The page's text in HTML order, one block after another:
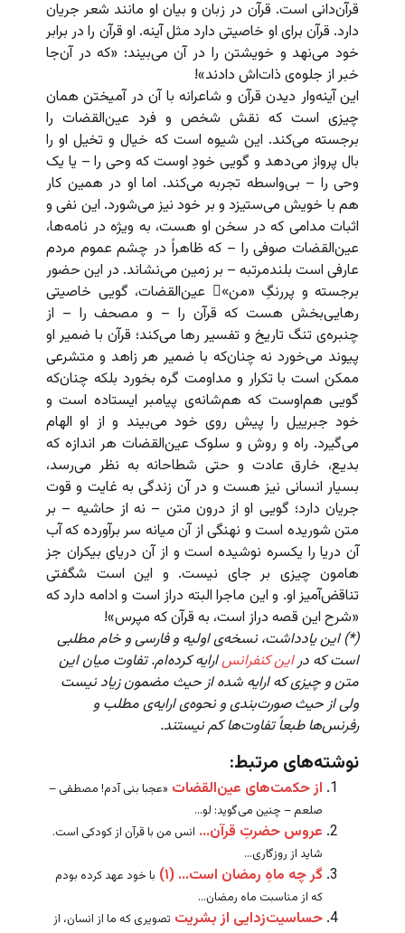
قرآن‌دانی است. قرآن در زبان و بیان او مانند شعر جریان
دارد. قرآن برای او خاصیتی دارد مثل آینه. او قرآن را در برابر
خود می‌نهد و خویشتن را در آن می‌بیند: «که در آن‌جا
خبر از جلوه‌ی ذات‌اش دادند»!
این آینه‌وار دیدن قرآن و شاعرانه با آن در آمیختن همان
چیزی است که نقش شخص و فرد عین‌القضات را
برجسته می‌کند. این شیوه است که خیال و تخیل او را
بال پرواز می‌دهد و گویی خودِ اوست که وحی را – یا یک
وحی را – بی‌واسطه تجربه می‌کند. اما او در همین کار
هم با خویش می‌ستیزد و بر خود نیز می‌شورد. این نفی و
اثبات مدامی که در سخن او هست، به ویژه در نامه‌ها،
عین‌القضات صوفی را – که ظاهراً در چشم عموم مردم
عارفی است بلندمرتبه – بر زمین می‌نشاند. در این حضور
برجسته و پررنگِ «من»ِ عین‌القضات، گویی خاصیتی
رهایی‌بخش هست که قرآن را – و مصحف را – از
چنبره‌ی تنگ تاریخ و تفسیر رها می‌کند؛ قرآن با ضمیر او
پیوند می‌خورد نه چنان‌که با ضمیر هر زاهد و متشرعی
ممکن است با تکرار و مداومت گره بخورد بلکه چنان‌که
گویی هم‌اوست که هم‌شانه‌ی پیامبر ایستاده است و
خود جبرییل را پیش روی خود می‌بیند و از او الهام
می‌گیرد. راه و روش و سلوک عین‌القضات هر اندازه که
بدیع، خارق عادت و حتی شطاحانه به نظر می‌رسد،
بسیار انسانی نیز هست و در آن زندگی به غایت و قوت
جریان دارد؛ گویی او از درون متن – نه از حاشیه – بر
متن شوریده است و نهنگی از آن میانه سر برآورده که آب
آن دریا را یکسره نوشیده است و از آن دریای بیکران جز
هامون چیزی بر جای نیست. و این است شگفتی
تناقض‌آمیز او. و این ماجرا البته دراز است و ادامه دارد که
«شرح این قصه دراز است، به قرآن که مپرس»!
(*) این یادداشت، نسخه‌ی اولیه و فارسی و خام مطلبی
است که دراین کنفرانسارایه کرده‌ام. تفاوت میان این
متن و چیزی که ارایه شده از حیث مضمون زیاد نیست
ولی از حیث صورت‌بندی و نحوه‌ی ارایه‌ی مطلب و
رفرنس‌ها طبعاً تفاوت‌ها کم نیستند.
نوشته‌های مرتبط:
از حکمت‌های عین‌القضات «عجبا بنی آدم! مصطفی –
صلعم – چنین می‌گوید: لو...
عروس حضرتِ قرآن… انس من با قرآن از کودکی است.
شاید از روزگاری...
گر چه ماهِ رمضان است… (۱)
با خود عهد کرده بودم
که از مناسبت ماه رمضان...
حساسیت‌زدایی از بشریت تصویری که ما از انسان، از